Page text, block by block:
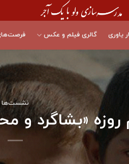
یاوری گالری فیلم و عکس
نشست‌ها
«بشاگرد و